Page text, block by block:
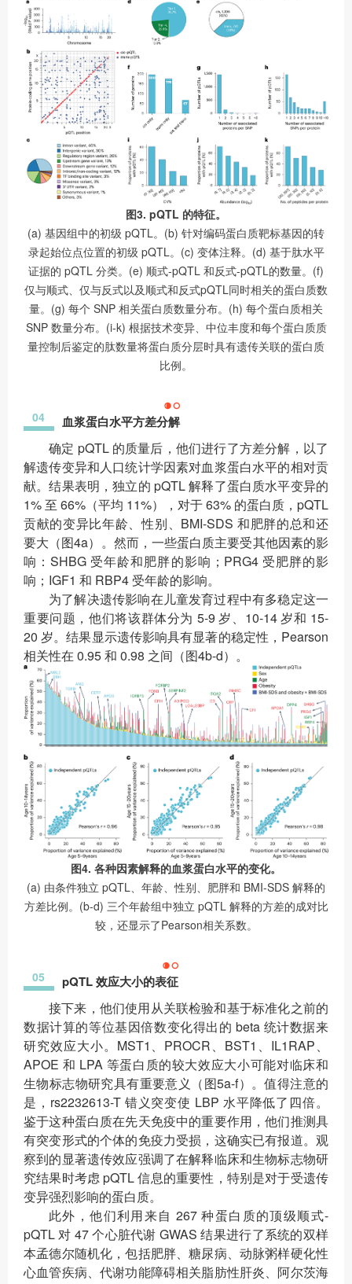
图3. pQTL 的特征。
(a) 基因组中的初级 pQTL。(b) 针对编码蛋白质靶标基因的转
录起始位点位置的初级 pQTL。(c) 变体注释。(d) 基于肽水平
证据的 pQTL 分类。(e) 顺式-pQTL 和反式-pQTL的数量。(f)
仅与顺式、仅与反式以及顺式和反式pQTL同时相关的蛋白质数
量。(g) 每个 SNP 相关蛋白质数量分布。(h) 每个蛋白质相关
SNP 数量分布。(i-k) 根据技术变异、中位丰度和每个蛋白质质
量控制后鉴定的肽数量将蛋白质分层时具有遗传关联的蛋白质
比例。
04 血浆蛋白水平方差分解
确定 pQTL 的质量后，他们进行了方差分解，以了
解遗传变异和人口统计学因素对血浆蛋白水平的相对贡
献。结果表明，独立的 pQTL 解释了蛋白质水平变异的
1% 至 66%（平均 11%），对于 63% 的蛋白质，pQTL
贡献的变异比年龄、性别、BMI-SDS 和肥胖的总和还
要大（图4a）。然而，一些蛋白质主要受其他因素的影
响：SHBG 受年龄和肥胖的影响；PRG4 受肥胖的影
响；IGF1 和 RBP4 受年龄的影响。
为了解决遗传影响在儿童发育过程中有多稳定这一
重要问题，他们将该群体分为 5-9 岁、10-14 岁和 15-
20 岁。结果显示遗传影响具有显著的稳定性，Pearson
相关性在 0.95 和 0.98 之间（图4b-d）。
图4. 各种因素解释的血浆蛋白水平的变化。
(a) 由条件独立 pQTL、年龄、性别、肥胖和 BMI-SDS 解释的
方差比例。(b-d) 三个年龄组中独立 pQTL 解释的方差的成对比
较，还显示了Pearson相关系数。
05 pQTL 效应大小的表征
接下来，他们使用从关联检验和基于标准化之前的
数据计算的等位基因倍数变化得出的 beta 统计数据来
研究效应大小。MST1、PROCR、BST1、IL1RAP、
APOE 和 LPA 等蛋白质的较大效应大小可能对临床和
生物标志物研究具有重要意义（图5a-f）。值得注意的
是，rs2232613-T 错义突变使 LBP 水平降低了四倍。
鉴于这种蛋白质在先天免疫中的重要作用，他们推测具
有突变形式的个体的免疫力受损，这确实已有报道。观
察到的显著遗传效应强调了在解释临床和生物标志物研
究结果时考虑 pQTL 信息的重要性，特别是对于受遗传
变异强烈影响的蛋白质。
此外，他们利用来自 267 种蛋白质的顶级顺式-
pQTL 对 47 个心脏代谢 GWAS 结果进行了系统的双样
本孟德尔随机化，包括肥胖、糖尿病、动脉粥样硬化性
心血管疾病、代谢功能障碍相关脂肪性肝炎、阿尔茨海